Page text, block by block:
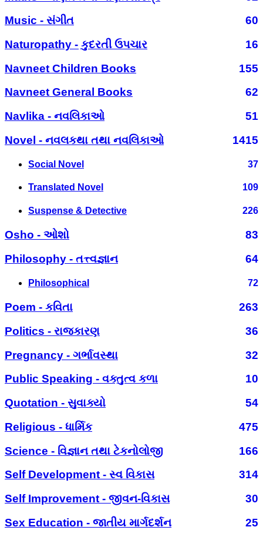
Music - સંગીત
60
Naturopathy - કુદરતી ઉપચાર
16
Navneet Children Books
155
Navneet General Books
62
Navlika - નવલિકાઓ
51
Novel - નવલકથા તથા નવલિકાઓ
1415
Social Novel 37
Translated Novel 109
Suspense & Detective 226
Osho - ઓશો
83
Philosophy - તત્ત્વજ્ઞાન
64
Philosophical 72
Poem - કવિતા
263
Politics - રાજકારણ
36
Pregnancy - ગર્ભાવસ્થા
32
Public Speaking - વક્તુત્વ કળા
10
Quotation - સુવાક્યો
54
Religious - ધાર્મિક
475
Science - વિજ્ઞાન તથા ટેકનોલોજી
166
Self Development - સ્વ વિકાસ
314
Self Improvement - જીવન-વિકાસ
30
Sex Education - જાતીય માર્ગદર્શન
25